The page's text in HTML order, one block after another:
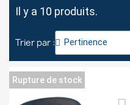
Il y a 10 produits.
Trier par :
Rupture de stock